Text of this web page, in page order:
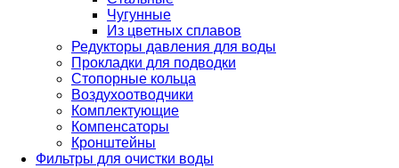
Чугунные
Из цветных сплавов
Редукторы давления для воды
Прокладки для подводки
Стопорные кольца
Воздухоотводчики
Комплектующие
Компенсаторы
Кронштейны
Фильтры для очистки воды